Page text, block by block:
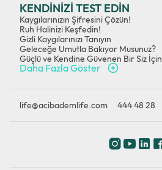
KENDİNİZİ TEST EDİN
Kaygılarınızın Şifresini Çözün!
Ruh Halinizi Keşfedin!
Gizli Kaygılarınızı Tanıyın
Geleceğe Umutla Bakıyor Musunuz?
Güçlü ve Kendine Güvenen Bir Siz İçin
Daha Fazla Göster
life@acibademlife.com 444 48 28